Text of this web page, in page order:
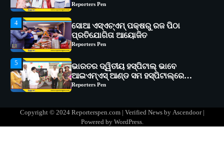
Reporters Pen
5
ଭାରତର ଦ୍ୱିତୀୟ ହସ୍ପିଟାଲ୍ ଭାବେ
ଆଇଏମ୍‌ଏସ୍ ଆଣ୍ଡ ସମ ହସ୍ପିଟାଲ୍‌ରେ
ଅତ୍ୟାଧୁନିକ ଡିଜିସ୍କାନର ସ୍ଥାପନ
Reporters Pen
1
ସୋଆ ପକ୍ଷରୁ ରାୱେ କାର୍ଯ୍ୟକ୍ରମ ଅଧୀନରେ
୧୧ଟି ଗ୍ରାମରେ ୧୬ଟି କୃଷକ ପ୍ରଶିକ୍ଷଣ
କାର୍ଯ୍ୟକ୍ରମ ଆୟୋଜିତ
Reporters Pen
ବିଶ୍ୱବିଦ୍ୟାଳୟର ସଫଳତା, ଉତ୍କର୍ଷତା ଓ
ଅଗ୍ରଗତିର ସ୍ମୃତିଚାରଣ
Reporters Pen
Copyright © 2024 Reporterspen.com | Verified News by Ascendoor|
Powered by WordPress.